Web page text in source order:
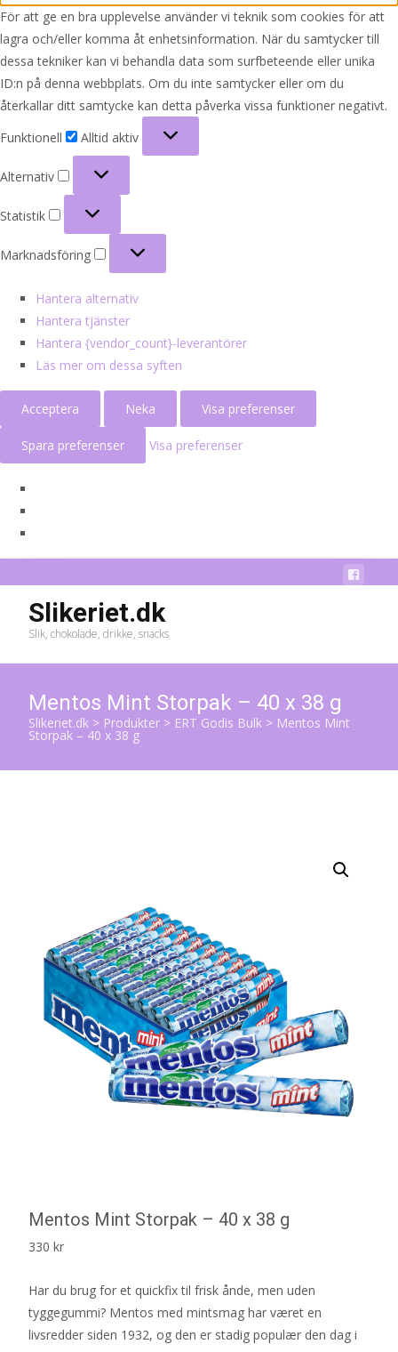
För att ge en bra upplevelse använder vi teknik som cookies för att
lagra och/eller komma åt enhetsinformation. När du samtycker till
dessa tekniker kan vi behandla data som surfbeteende eller unika
ID:n på denna webbplats. Om du inte samtycker eller om du
återkallar ditt samtycke kan detta påverka vissa funktioner negativt.
Funktionell
Alltid aktiv
Alternativ
Statistik
Marknadsföring
Hantera alternativ
Hantera tjänster
Hantera {vendor_count}-leverantörer
Läs mer om dessa syften
Acceptera Neka Visa preferenser
Spara preferenser Visa preferenser
Slikeriet.dk
Slik, chokolade, drikke, snacks
Mentos Mint Storpak – 40 x 38 g
Slikeriet.dk > Produkter > ERT Godis Bulk > Mentos Mint
Storpak – 40 x 38 g
Mentos Mint Storpak – 40 x 38 g
330 kr
Har du brug for et quickfix til frisk ånde, men uden
tyggegummi? Mentos med mintsmag har været en
livsredder siden 1932, og den er stadig populær den dag i